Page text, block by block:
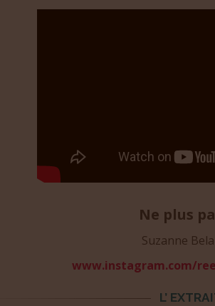
Ne plus
Suzanne
www.instagram.com/
L’